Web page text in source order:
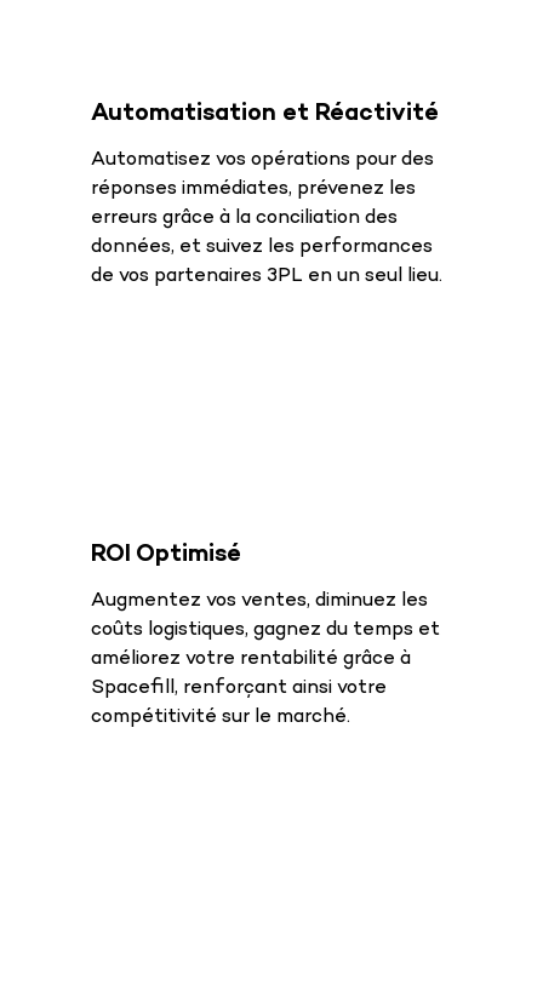
Automatisation et Réactivité
Automatisez vos opérations pour des
réponses immédiates, prévenez les
erreurs grâce à la conciliation des
données, et suivez les performances
de vos partenaires 3PL en un seul lieu.
ROI Optimisé
Augmentez vos ventes, diminuez les
coûts logistiques, gagnez du temps et
améliorez votre rentabilité grâce à
Spacefill, renforçant ainsi votre
compétitivité sur le marché.